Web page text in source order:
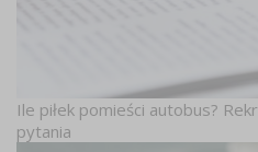
Ile piłek pomieści autobus?
pytania